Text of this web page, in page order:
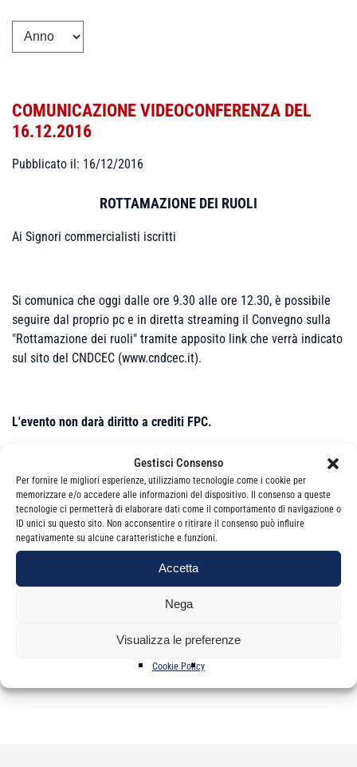
Gestisci Consenso
Per fornire le migliori esperienze, utilizziamo tecnologie come i cookie per
memorizzare e/o accedere alle informazioni del dispositivo. Il consenso a queste
tecnologie ci permetterà di elaborare dati come il comportamento di navigazione o
ID unici su questo sito. Non acconsentire o ritirare il consenso può influire
negativamente su alcune caratteristiche e funzioni.
Accetta
Nega
Visualizza le preferenze
Cookie Policy
COMUNICAZIONE VIDEOCONFERENZA DEL
16.12.2016
Pubblicato il: 16/12/2016
ROTTAMAZIONE DEI RUOLI
Ai Signori commercialisti iscritti
Si comunica che oggi dalle ore 9.30 alle ore 12.30, è possibile
seguire dal proprio pc e in diretta streaming il Convegno sulla
"Rottamazione dei ruoli" tramite apposito link che verrà indicato
sul sito del CNDCEC (www.cndcec.it).
L'evento non darà diritto a crediti FPC.
Cordialità
La Segreteria formazione
Newsletter